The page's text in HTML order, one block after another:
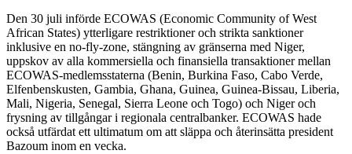
Den 30 juli införde ECOWAS (Economic Community of West
African States) ytterligare restriktioner och strikta sanktioner
inklusive en no-fly-zone, stängning av gränserna med Niger,
uppskov av alla kommersiella och finansiella transaktioner mellan
ECOWAS-medlemsstaterna (Benin, Burkina Faso, Cabo Verde,
Elfenbenskusten, Gambia, Ghana, Guinea, Guinea-Bissau, Liberia,
Mali, Nigeria, Senegal, Sierra Leone och Togo) och Niger och
frysning av tillgångar i regionala centralbanker. ECOWAS hade
också utfärdat ett ultimatum om att släppa och återinsätta president
Bazoum inom en vecka.